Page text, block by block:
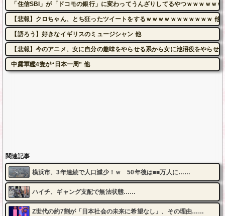
「住信SBI」が「ドコモの銀行」に変わってうんざりしてるやつｗｗｗｗｗｗ
【悲報】クロちゃん、とち狂ったツイートをするｗｗｗｗｗｗｗｗｗｗｗ 他
【語ろう】好きなイギリスのミュージシャン 他
【悲報】今のアニメ、女に自分の趣味をやらせる系から女に池沼役をやらせ
中露軍艦4隻が“日本一周” 他
関連記事
横浜市、3年連続で人口減少！ｗ 50年後は■■万人に……
ハイチ、ギャング支配で無法状態……
Z世代の約7割が「日本社会の未来に希望なし」、その理由……